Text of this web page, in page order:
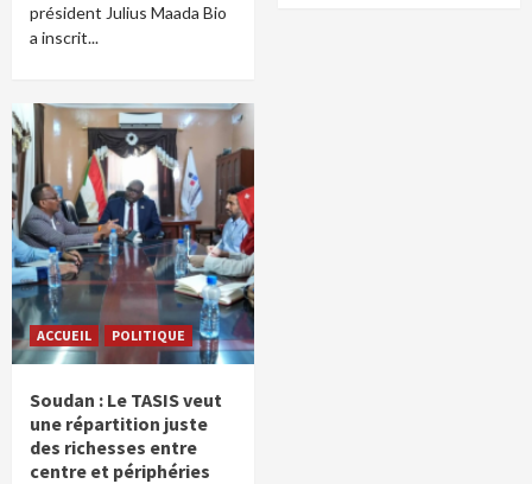
président Julius Maada Bio
a inscrit...
ACCUEIL POLITIQUE
Soudan : Le TASIS veut
une répartition juste
des richesses entre
centre et périphéries